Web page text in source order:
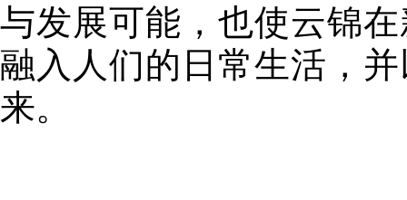
与发展可能，也使云锦
融入人们的日常生活，
来。